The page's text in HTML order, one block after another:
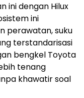
ini dengan Hilux
ini
perawatan, suku
terstandarisasi
bengkel Toyota
tenang
khawatir soal